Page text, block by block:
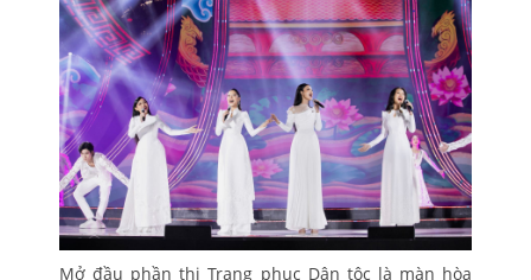
Mở đầu phần thi Trang phục Dân tộc là màn hòa